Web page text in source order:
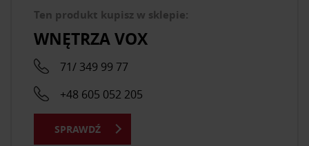
Ten produkt kupisz w sklepie:
WNĘTRZA VOX
71/ 349 99 77
+48 605 052 205
SPRAWDŹ